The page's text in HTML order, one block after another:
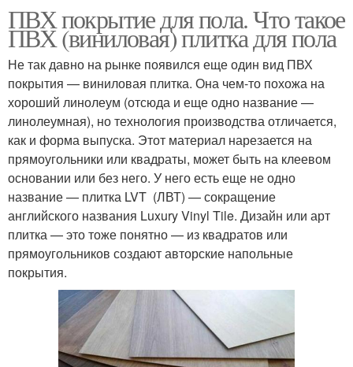
ПВХ покрытие для пола. Что такое
ПВХ (виниловая) плитка для пола
Не так давно на рынке появился еще один вид ПВХ
покрытия — виниловая плитка. Она чем-то похожа на
хороший линолеум (отсюда и еще одно название —
линолеумная), но технология производства отличается,
как и форма выпуска. Этот материал нарезается на
прямоугольники или квадраты, может быть на клеевом
основании или без него. У него есть еще не одно
название — плитка LVT (ЛВТ) — сокращение
английского названия Luxury Vinyl Tile. Дизайн или арт
плитка — это тоже понятно — из квадратов или
прямоугольников создают авторские напольные
покрытия.